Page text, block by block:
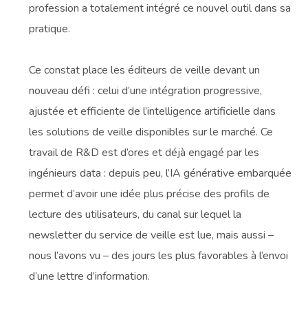
profession a totalement intégré ce nouvel outil dans sa
pratique.
Ce constat place les éditeurs de veille devant un
nouveau défi : celui d’une intégration progressive,
ajustée et efficiente de l’intelligence artificielle dans
les solutions de veille disponibles sur le marché. Ce
travail de R&D est d’ores et déjà engagé par les
ingénieurs data : depuis peu, l’IA générative embarquée
permet d’avoir une idée plus précise des profils de
lecture des utilisateurs, du canal sur lequel la
newsletter du service de veille est lue, mais aussi –
nous l’avons vu – des jours les plus favorables à l’envoi
d’une lettre d’information.